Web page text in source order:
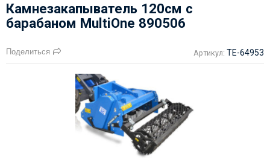
Камнезакапыватель 120см с
барабаном MultiOne 890506
Поделиться Артикул: TE-64953